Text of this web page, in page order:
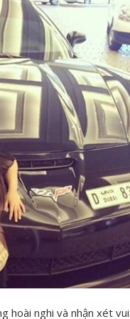
hoài nghi và nhận xét